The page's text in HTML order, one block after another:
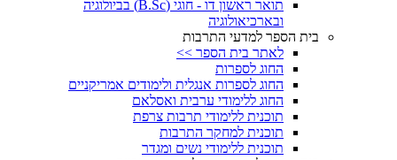
תואר ראשון דו - חוגי (B.Sc) בביולוגיה
ובארכיאולוגיה
בית הספר למדעי התרבות
לאתר בית הספר >>
החוג לספרות
החוג לספרות אנגלית ולימודים אמריקניים
החוג ללימודי ערבית ואסלאם
תוכנית ללימודי תרבות צרפת
תוכנית למחקר התרבות
תוכנית ללימודי נשים ומגדר